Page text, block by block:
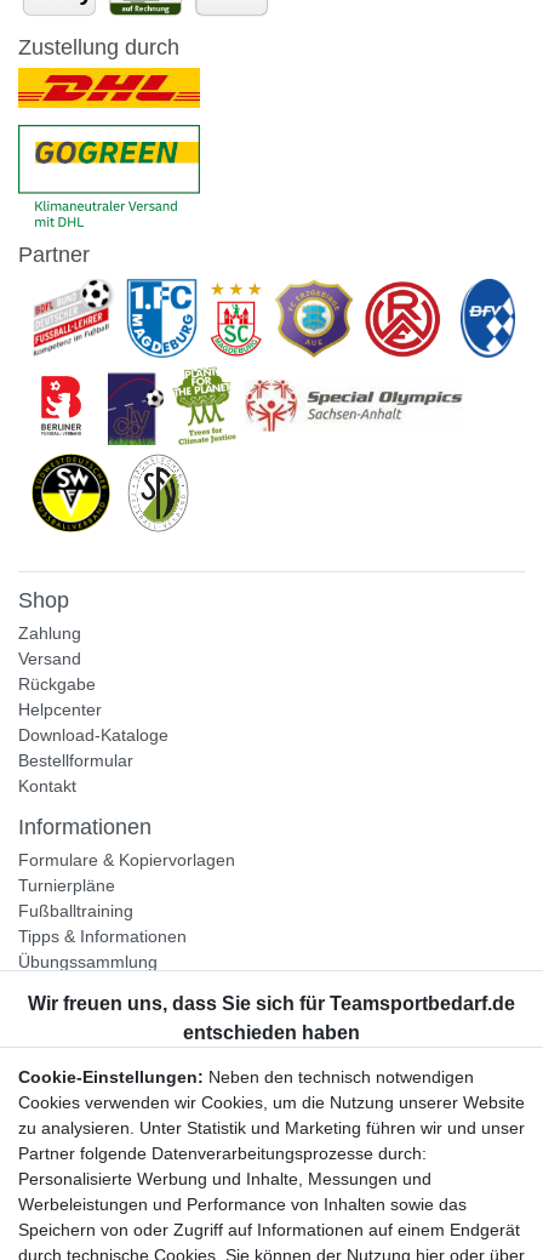
Zustellung durch
Partner
Shop
Zahlung
Versand
Rückgabe
Helpcenter
Download-Kataloge
Bestellformular
Kontakt
Informationen
Formulare & Kopiervorlagen
Turnierpläne
Fußballtraining
Tipps & Informationen
Übungssammlung
Unternehmen
Widerrufsrecht
Bestellung widerrufen
Datenschutzerklärung
AGB
Impressum
Cookie-Einstellungen: Neben den technisch notwendigen
Cookies verwenden wir Cookies, um die Nutzung unserer Website
zu analysieren. Unter Statistik und Marketing führen wir und unser
Partner folgende Datenverarbeitungsprozesse durch:
Personalisierte Werbung und Inhalte, Messungen und
Werbeleistungen und Performance von Inhalten sowie das
Speichern von oder Zugriff auf Informationen auf einem Endgerät
durch technische Cookies. Sie können der Nutzung hier oder über